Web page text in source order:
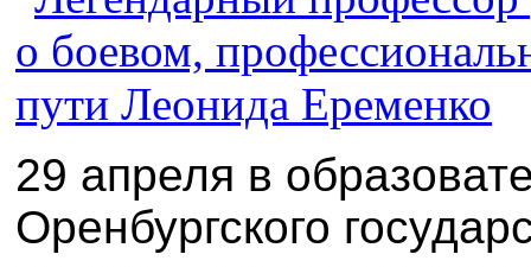
29 апреля в
Оренбургского